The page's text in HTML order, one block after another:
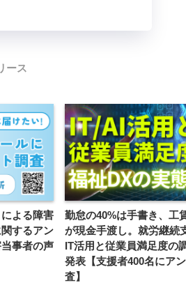
ース
よる障害
するアン
事者の声
勤怠の40%は手書き、工
が現金手渡し。就労継続
IT活用と従業員満足度の
発表【支援者400名にア
査】